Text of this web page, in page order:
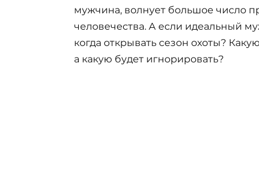
мужчина, волнует большое число
человечества. А если идеальный
когда открывать сезон охоты?
а какую будет игнорировать?